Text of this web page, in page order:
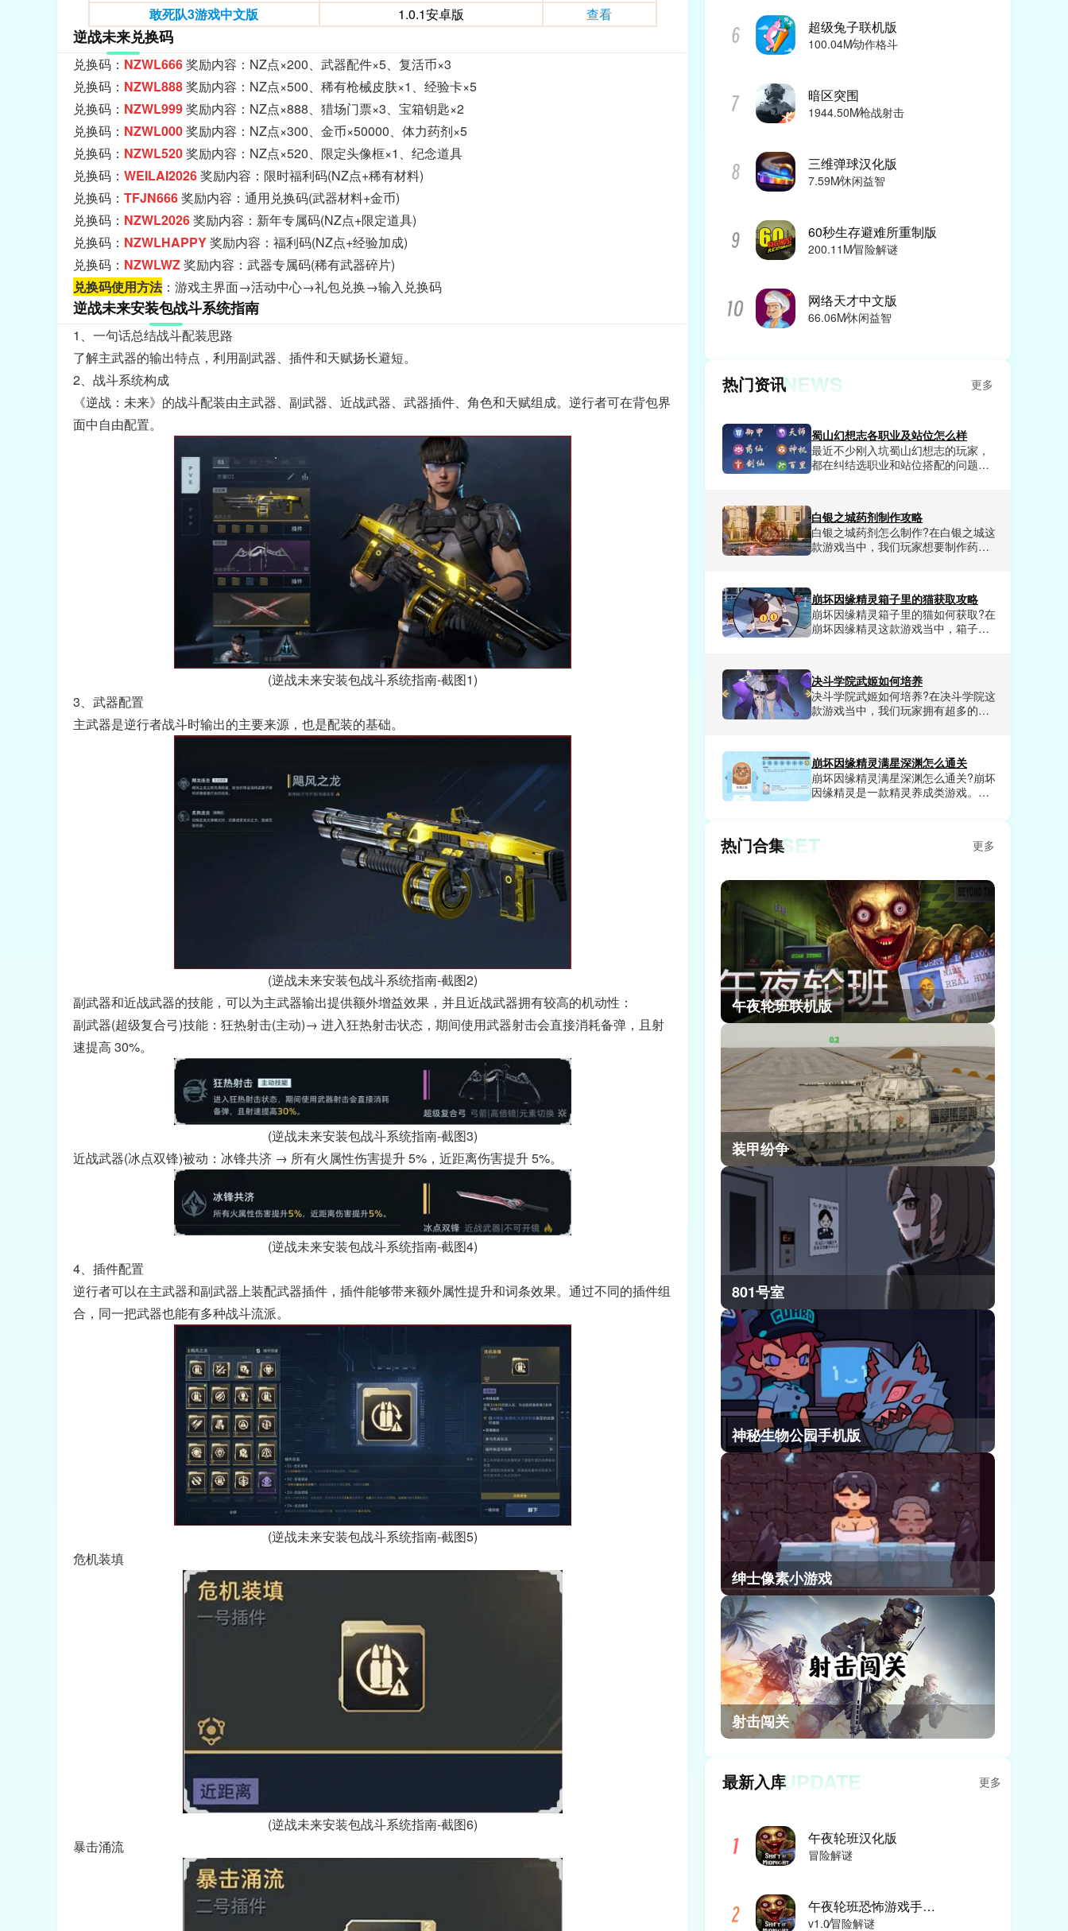
敢死队3游戏中文版
1.0.1安卓版 查看
逆战未来兑换码
兑换码： NZWL666奖励内容：NZ点×200、武器配件×5、复活币×3
兑换码： NZWL888奖励内容：NZ点×500、稀有枪械皮肤×1、经验卡×5
兑换码： NZWL999奖励内容：NZ点×888、猎场门票×3、宝箱钥匙×2
兑换码： NZWL000奖励内容：NZ点×300、金币×50000、体力药剂×5
兑换码： NZWL520奖励内容：NZ点×520、限定头像框×1、纪念道具
兑换码： WEILAI2026奖励内容：限时福利码(NZ点+稀有材料)
兑换码： TFJN666奖励内容：通用兑换码(武器材料+金币)
兑换码： NZWL2026奖励内容：新年专属码(NZ点+限定道具)
兑换码： NZWLHAPPY奖励内容：福利码(NZ点+经验加成)
兑换码： NZWLWZ奖励内容：武器专属码(稀有武器碎片)
兑换码使用方法：游戏主界面→活动中心→礼包兑换→输入兑换码
逆战未来安装包战斗系统指南
1、一句话总结战斗配装思路
了解主武器的输出特点，利用副武器、插件和天赋扬长避短。
2、战斗系统构成
《逆战：未来》的战斗配装由主武器、副武器、近战武器、武器插件、角色和天赋组成。逆行者可在背包界
面中自由配置。
(逆战未来安装包战斗系统指南-截图1)
3、武器配置
主武器是逆行者战斗时输出的主要来源，也是配装的基础。
(逆战未来安装包战斗系统指南-截图2)
副武器和近战武器的技能，可以为主武器输出提供额外增益效果，并且近战武器拥有较高的机动性：
副武器(超级复合弓)技能：狂热射击(主动)→ 进入狂热射击状态，期间使用武器射击会直接消耗备弹，且射
速提高 30%。
(逆战未来安装包战斗系统指南-截图3)
近战武器(冰点双锋)被动：冰锋共济 → 所有火属性伤害提升 5%，近距离伤害提升 5%。
(逆战未来安装包战斗系统指南-截图4)
4、插件配置
逆行者可以在主武器和副武器上装配武器插件，插件能够带来额外属性提升和词条效果。通过不同的插件组
合，同一把武器也能有多种战斗流派。
(逆战未来安装包战斗系统指南-截图5)
危机装填
(逆战未来安装包战斗系统指南-截图6)
暴击涌流
超级兔子联机版
100.04M动作格斗
暗区突围
1944.50M枪战射击
三维弹球汉化版
7.59M休闲益智
60秒生存避难所重制版
200.11M冒险解谜
网络天才中文版
66.06M休闲益智
热门资讯NEWS 更多
蜀山幻想志各职业及站位怎么样
最近不少刚入坑蜀山幻想志的玩家，
都在纠结选职业和站位搭配的问题，
人试了好几套搭配都没摸透核心逻
辑，都在找一套能从新手期顺畅玩到
后期的成熟方案。小编今天就来给大
白银之城药剂制作攻略
白银之城药剂怎么制作?在白银之城这
款游戏当中，我们玩家想要制作药剂
药剂制作方法教程，可以让玩家轻松
掌握制作方法技巧，需要的玩家赶紧
来小编这里了解一下。
崩坏因缘精灵箱子里的猫获取攻略
崩坏因缘精灵箱子里的猫如何获取?在
崩坏因缘精灵这款游戏当中，箱子里
解锁。不知道怎么获得的玩家具体的
方法小编这里都给大家详细介绍了，
感兴趣的小伙伴们赶紧来看看吧。
决斗学院武姬如何培养
决斗学院武姬如何培养?在决斗学院这
款游戏当中，我们玩家拥有超多的武
武姬，那么今天小编就和大家分享一
下决斗学院武姬培养技巧，帮助玩家
选到最合适自己的武姬，合理分配资
崩坏因缘精灵满星深渊怎么通关
崩坏因缘精灵满星深渊怎么通关?崩坏
因缘精灵是一款精灵养成类游戏。在
和兑换券等等，其中深渊副本算是难
通关的玩家很少，所以这里小编给大
家提供了崩坏因缘精灵满星深渊通关
攻略，不要错过了!
热门合集SET 更多
午夜轮班联机版
装甲纷争
801号室
神秘生物公园手机版
绅士像素小游戏
射击闯关
最新入库UPDATE 更多
午夜轮班汉化版
冒险解谜
午夜轮班恐怖游戏手机版
v1.0冒险解谜